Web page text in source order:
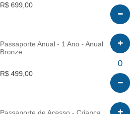
R$ 699,00
Passaporte Anual - 1 Ano - Anual
Bronze
R$ 499,00
0